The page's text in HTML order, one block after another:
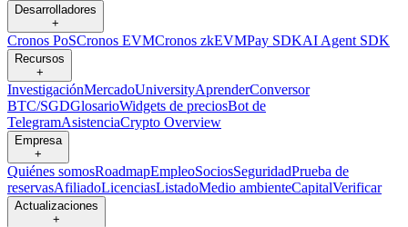
Desarrolladores
+
Cronos PoSCronos EVMCronos zkEVMPay SDKAI Agent SDK
Recursos
+
InvestigaciónMercadoUniversityAprenderConversor
BTC/SGDGlosarioWidgets de preciosBot de
TelegramAsistenciaCrypto Overview
Empresa
+
Quiénes somosRoadmapEmpleoSociosSeguridadPrueba de
reservasAfiliadoLicenciasListadoMedio ambienteCapitalVerificar
Actualizaciones
+